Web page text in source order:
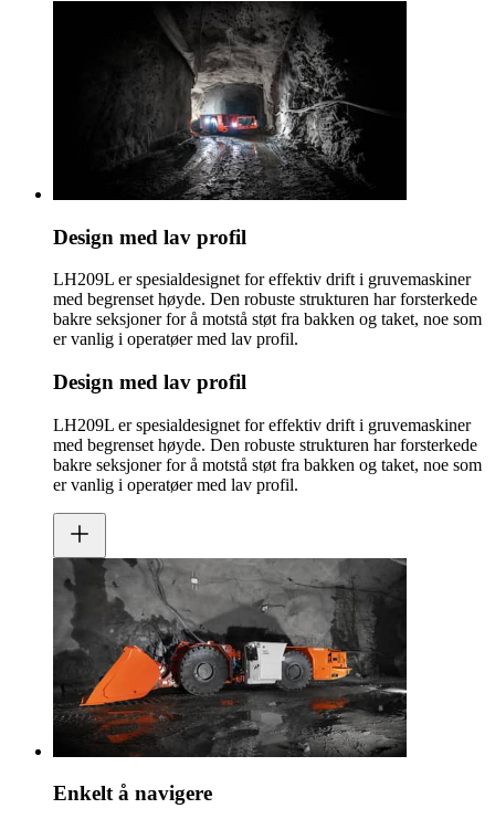
Design med lav profil
LH209L er spesialdesignet for effektiv drift i gruvemaskiner
med begrenset høyde. Den robuste strukturen har forsterkede
bakre seksjoner for å motstå støt fra bakken og taket, noe som
er vanlig i operatøer med lav profil.
Design med lav profil
LH209L er spesialdesignet for effektiv drift i gruvemaskiner
med begrenset høyde. Den robuste strukturen har forsterkede
bakre seksjoner for å motstå støt fra bakken og taket, noe som
er vanlig i operatøer med lav profil.
Enkelt å navigere